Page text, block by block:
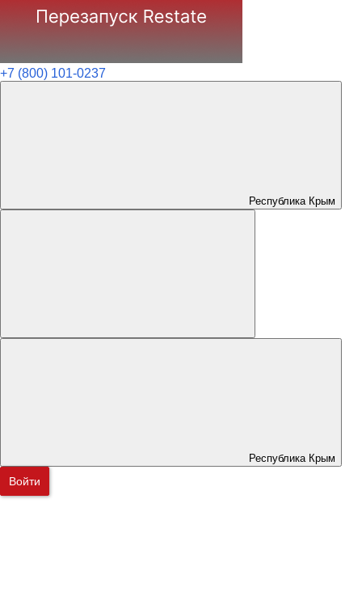
+7 (800) 101-0237
Республика Крым
Республика Крым
Войти